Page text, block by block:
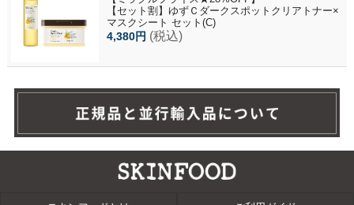
【セット割】ゆずＣダークスポットクリアトナー×
マスクシート セット(C)
4,380円 (税込)